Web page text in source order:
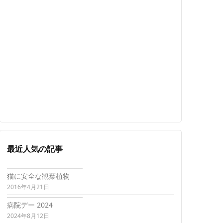
最近人気の記事
猫に安全な観葉植物
2016年4月21日
病院デー 2024
2024年8月12日